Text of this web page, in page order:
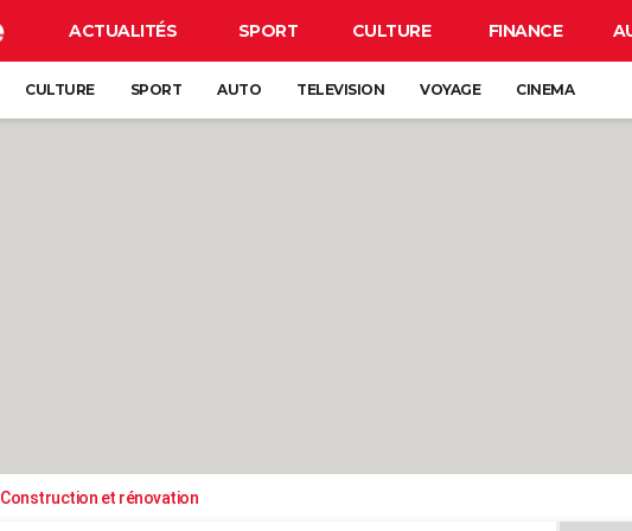
ACTUALITÉS SPORT CULTURE FINANCE
CULTURE SPORT AUTO TELEVISION VOYAGE CINEMA
Construction et rénovation